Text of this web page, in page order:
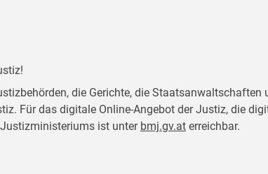
die Gerichte, die
Für das digitale Online-Angebot der Justiz, die
ist unter bmj.gv.at erreichbar.